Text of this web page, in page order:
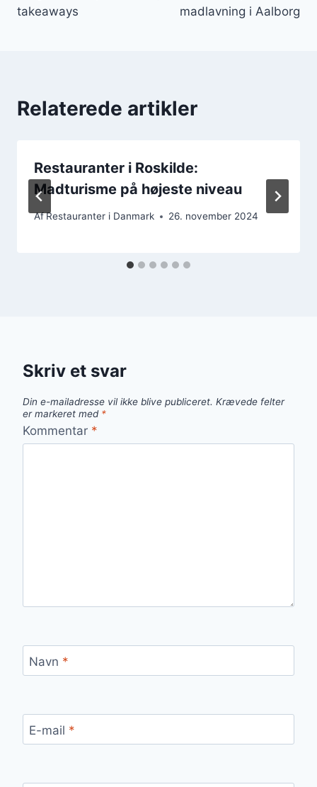
takeaways
madlavning i Aalborg
Relaterede artikler
Restauranter i Roskilde:
Madturisme på højeste niveau
AfRestauranter i Danmark 26. november 2024
Skriv et svar
Din e-mailadresse vil ikke blive publiceret. Krævede felter
er markeret med *
Kommentar *
Navn *
E-mail *